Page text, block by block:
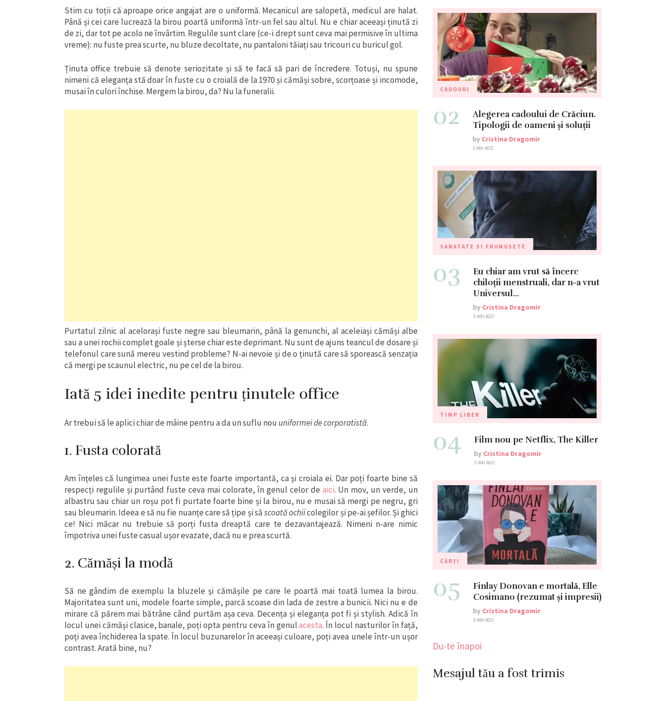
Stim cu toții că aproape orice angajat are o uniformă. Mecanicul are salopetă, medicul are halat.
Până și cei care lucrează la birou poartă uniformă într-un fel sau altul. Nu e chiar aceeași ținută zi
de zi, dar tot pe acolo ne învârtim. Regulile sunt clare (ce-i drept sunt ceva mai permisive în ultima
vreme): nu fuste prea scurte, nu bluze decoltate, nu pantaloni tăiați sau tricouri cu buricul gol.
Ținuta office trebuie să denote seriozitate și să te facă să pari de încredere. Totuși, nu spune
nimeni că eleganța stă doar în fuste cu o croială de la 1970 și cămăși sobre, scorțoase și incomode,
musai în culori închise. Mergem la birou, da? Nu la funeralii.
Purtatul zilnic al acelorași fuste negre sau bleumarin, până la genunchi, al aceleiași cămăși albe
sau a unei rochii complet goale și șterse chiar este deprimant. Nu sunt de ajuns teancul de dosare și
telefonul care sună mereu vestind probleme? N-ai nevoie și de o ținută care să sporească senzația
că mergi pe scaunul electric, nu pe cel de la birou.
Iată 5 idei inedite pentru ținutele office
Ar trebui să le aplici chiar de mâine pentru a da un suflu nou uniformei de corporatistă.
1. Fusta colorată
Am înțeles că lungimea unei fuste este foarte importantă, ca și croiala ei. Dar poți foarte bine să
respecți regulile și purtând fuste ceva mai colorate, în genul celor de aici. Un mov, un verde, un
albastru sau chiar un roșu pot fi purtate foarte bine și la birou, nu e musai să mergi pe negru, gri
sau bleumarin. Ideea e să nu fie nuanțe care să țipe și săscoată ochiicolegilor și pe-ai șefilor. Și ghici
ce! Nici măcar nu trebuie să porți fusta dreaptă care te dezavantajează. Nimeni n-are nimic
împotriva unei fuste casual ușor evazate, dacă nu e prea scurtă.
2. Cămăși la modă
Să ne gândim de exemplu la bluzele și cămășile pe care le poartă mai toată lumea la birou.
Majoritatea sunt uni, modele foarte simple, parcă scoase din lada de zestre a bunicii. Nici nu e de
mirare că părem mai bătrâne când purtăm așa ceva. Decența și eleganța pot fi și stylish. Adică în
locul unei cămăși clasice, banale, poți opta pentru ceva în genulacesta. În locul nasturilor în față,
poți avea închiderea la spate. În locul buzunarelor în aceeași culoare, poți avea unele într-un ușor
contrast. Arată bine, nu?
CADOURI
02
Alegerea cadoului de Crăciun.
Tipologii de oameni și soluții
by Cristina Dragomir
3 ANI AGO
SANATATE SI FRUMUSETE
03
Eu chiar am vrut să încerc
chiloții menstruali, dar n-a vrut
Universul…
by Cristina Dragomir
3 ANI AGO
TIMP LIBER
04 Film nou pe Netflix, The Killer
by Cristina Dragomir
3 ANI AGO
CĂRȚI
05
Finlay Donovan e mortală, Elle
Cosimano (rezumat și impresii)
by Cristina Dragomir
3 ANI AGO
Du-te înapoi
Mesajul tău a fost trimis